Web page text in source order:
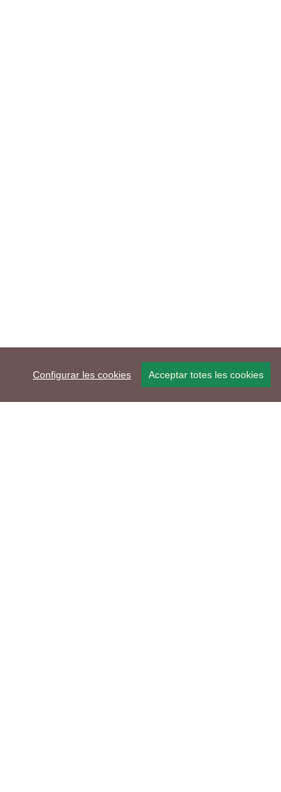
Configurar les cookies Acceptar totes les cookies